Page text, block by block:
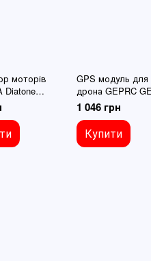
моторів
Diatone
S60, BLS, 4-
FPV
GPS модуль для
дрона GEPRC
M1025 GNSS,
29X29X8.5mm
1 046 грн
Купити